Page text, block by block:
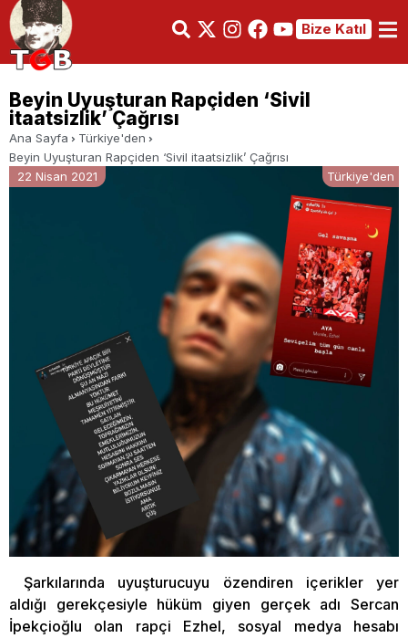
Bize Katıl
Beyin Uyuşturan Rapçiden ‘Sivil
itaatsizlik’ Çağrısı
Ana Sayfa
Türkiye'den
Beyin Uyuşturan Rapçiden ‘Sivil itaatsizlik’ Çağrısı
22 Nisan 2021
Türkiye'den
Şarkılarında uyuşturucuyu özendiren içerikler yer
aldığı gerekçesiyle hüküm giyen gerçek adı Sercan
İpekçioğlu olan rapçi Ezhel, sosyal medya hesabı